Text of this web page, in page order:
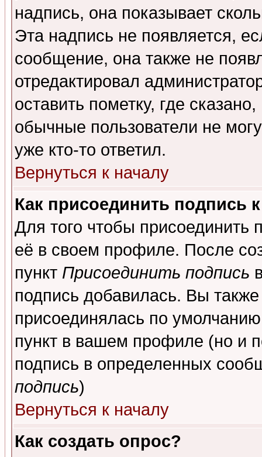
надпись, она показывает
Эта надпись не появляется,
сообщение, она также не
отредактировал
оставить пометку, где
обычные пользователи не
уже кто-то ответил.
Вернуться к началу
Как присоединить подпись
Для того чтобы присоединить
её в своем профиле. После
пункт Присоединить подпись
подпись добавилась. Вы
присоединялась по
пункт в вашем профиле (но и
подпись в определенных
подпись)
Вернуться к началу
Как создать опрос?